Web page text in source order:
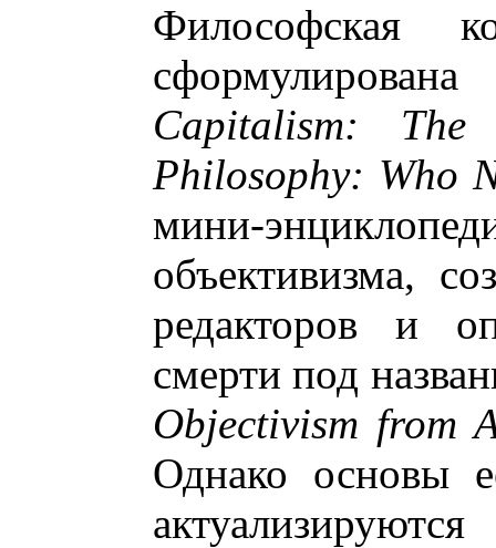
Философская
Capitalism:
Philosophy: Who
мини-
объективизма,
редакторов и
смерти под
Objectivism from
Однако основы